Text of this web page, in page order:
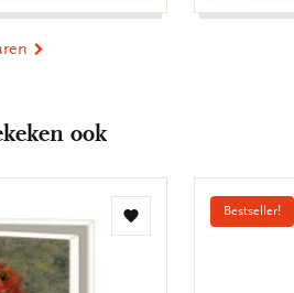
ook
Toevoegen
Bestseller!